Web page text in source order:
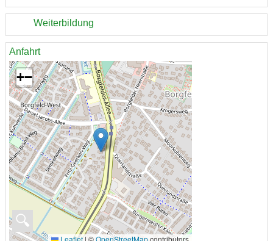
Weiterbildung
Anfahrt
🔍
+−
Leaflet| ©OpenStreetMapcontributors